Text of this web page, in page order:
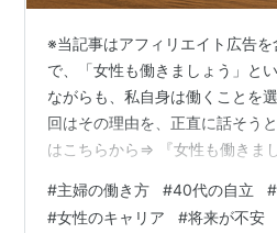
※当記事はアフィリエイト広告
で、「女性も働きましょう」と
ながらも、私自身は働くことを
回はその理由を、正直に話そう
はこちらから⇒ 『女性も働きま
りません。不安や焦りも含めて
やかなものでした 始まりは「少
#主婦の働き方 #40代の自立 #
#女性のキャリア #将来が不安